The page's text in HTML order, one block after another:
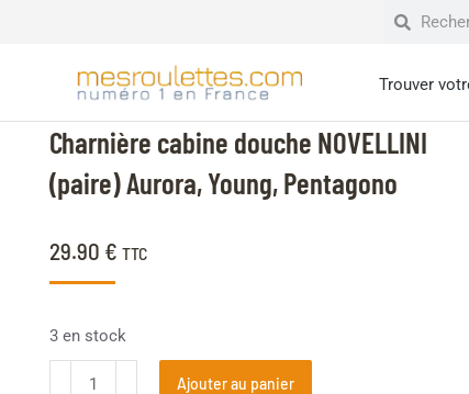
Trouver
Charnière cabine douche NOVELLINI
(paire) Aurora, Young, Pentagono
29.90 € TTC
3 en stock
Ajouter au panier